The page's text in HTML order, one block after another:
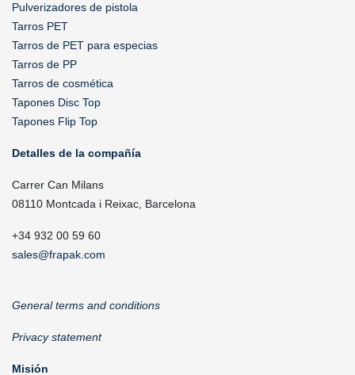
Pulverizadores de pistola
Tarros PET
Tarros de PET para especias
Tarros de PP
Tarros de cosmética
Tapones Disc Top
Tapones Flip Top
Detalles de la compañía
Carrer Can Milans
08110 Montcada i Reixac, Barcelona
+34 932 00 59 60
sales@frapak.com
General terms and conditions
Privacy statement
Misión